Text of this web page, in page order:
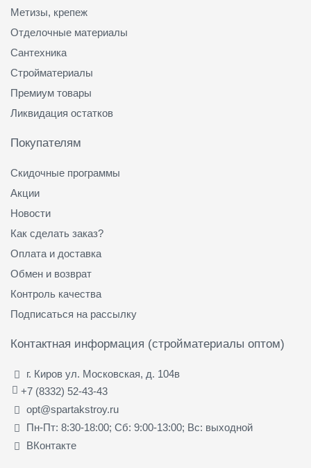
Метизы, крепеж
Отделочные материалы
Сантехника
Стройматериалы
Премиум товары
Ликвидация остатков
Покупателям
Скидочные программы
Акции
Новости
Как сделать заказ?
Оплата и доставка
Обмен и возврат
Контроль качества
Подписаться на рассылку
Контактная информация (стройматериалы оптом)
г. Киров ул. Московская, д. 104в
+7 (8332) 52-43-43
opt@spartakstroy.ru
Пн-Пт: 8:30-18:00; Сб: 9:00-13:00; Вс: выходной
ВКонтакте